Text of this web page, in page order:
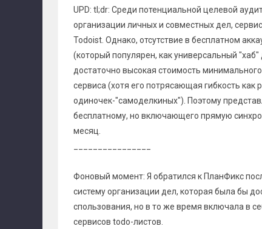
UPD: tl;dr: Среди потенциальной целевой
организации личных и совместных дел,
Todoist. Однако, отсутствие в бесплатном
(который популярен, как универсальный
достаточно высокая стоимость
сервиса (хотя его потрясающая гибкость
одиночек-"самоделкиных"). Поэтому
бесплатному, но включающего прямую
месяц.
Фоновый момент: Я обратился к ПланФикс
систему организации дел, которая была бы
спользования, но в то же время включала в
сервисов todo-листов.